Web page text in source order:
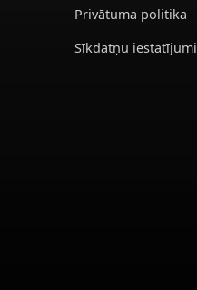
Privātuma politika
Sīkdatņu iestatījumi